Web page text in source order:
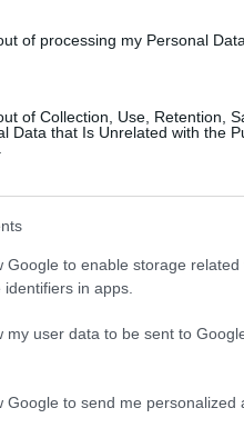
of processing my Personal
of Collection, Use, Retention,
Data that Is Unrelated with the
Google to enable storage
in apps.
my user data to be sent to
Google to send me personalized
06.08.2026